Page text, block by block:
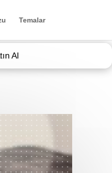
Temalar
Al